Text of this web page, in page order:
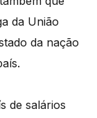
da União
da nação
de salários